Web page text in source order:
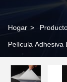
Hogar >
Película Adhesiva
del PA del grueso